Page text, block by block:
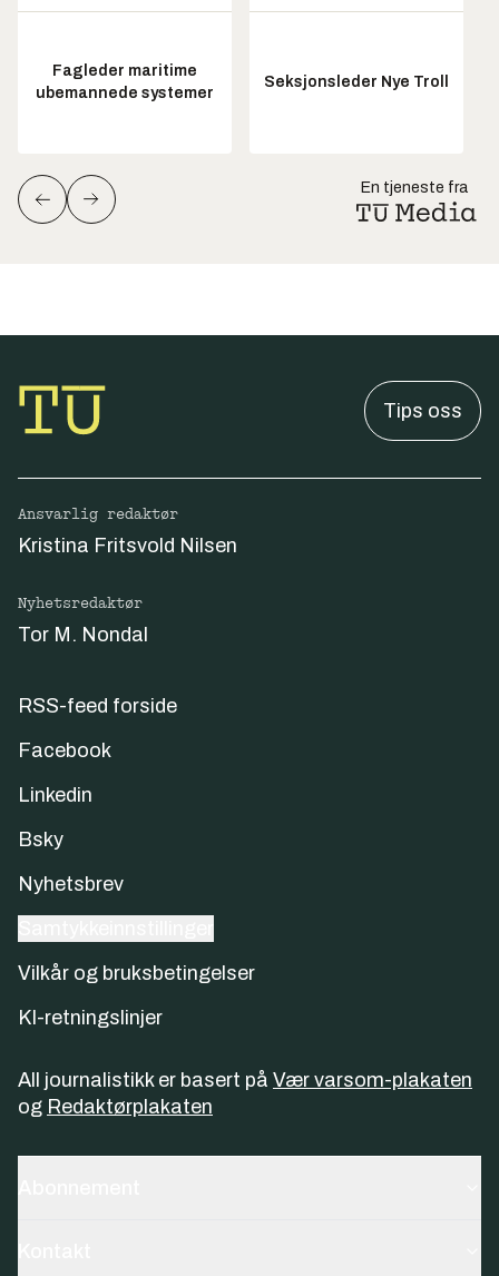
Fagleder maritime
ubemannede systemer
Seksjonsleder Nye Troll
En tjeneste fra
Tips oss
Ansvarlig redaktør
Kristina Fritsvold Nilsen
Nyhetsredaktør
Tor M. Nondal
RSS-feed forside
Facebook
Linkedin
Bsky
Nyhetsbrev
Vilkår og bruksbetingelser
KI-retningslinjer
All journalistikk er basert på Vær varsom-plakaten
og Redaktørplakaten